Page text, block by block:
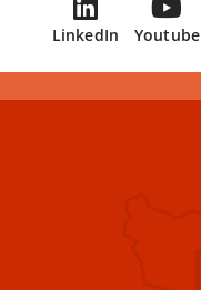
Youtube
LinkedIn